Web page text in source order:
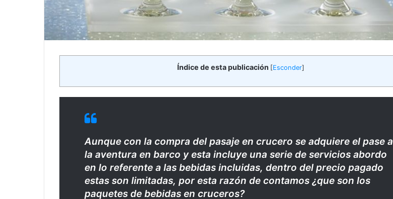
Índice de esta publicación [Esconder]
Aunque con la compra del pasaje en crucero se adquiere el pase a
la aventura en barco y esta incluye una serie de servicios abordo
en lo referente a las bebidas incluidas, dentro del precio pagado
estas son limitadas, por esta razón de contamos ¿que son los
paquetes de bebidas en cruceros?